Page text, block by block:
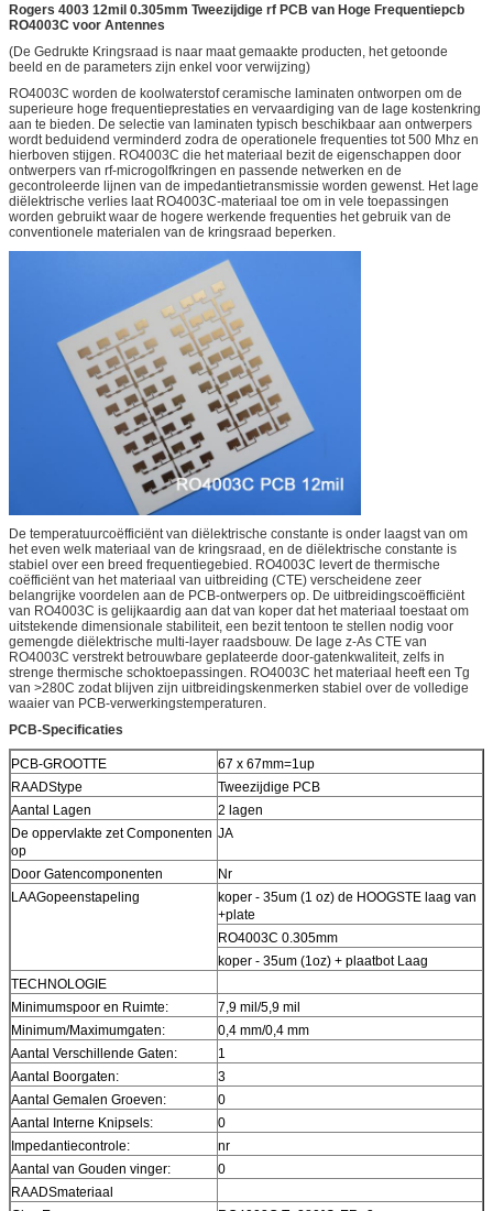
Rogers 4003 12mil 0.305mm Tweezijdige rf PCB van Hoge Frequentiepcb
RO4003C voor Antennes
(De Gedrukte Kringsraad is naar maat gemaakte producten, het getoonde
beeld en de parameters zijn enkel voor verwijzing)
RO4003C worden de koolwaterstof ceramische laminaten ontworpen om de
superieure hoge frequentieprestaties en vervaardiging van de lage kostenkring
aan te bieden. De selectie van laminaten typisch beschikbaar aan ontwerpers
wordt beduidend verminderd zodra de operationele frequenties tot 500 Mhz en
hierboven stijgen. RO4003C die het materiaal bezit de eigenschappen door
ontwerpers van rf-microgolfkringen en passende netwerken en de
gecontroleerde lijnen van de impedantietransmissie worden gewenst. Het lage
diëlektrische verlies laat RO4003C-materiaal toe om in vele toepassingen
worden gebruikt waar de hogere werkende frequenties het gebruik van de
conventionele materialen van de kringsraad beperken.
De temperatuurcoëfficiënt van diëlektrische constante is onder laagst van om
het even welk materiaal van de kringsraad, en de diëlektrische constante is
stabiel over een breed frequentiegebied. RO4003C levert de thermische
coëfficiënt van het materiaal van uitbreiding (CTE) verscheidene zeer
belangrijke voordelen aan de PCB-ontwerpers op. De uitbreidingscoëfficiënt
van RO4003C is gelijkaardig aan dat van koper dat het materiaal toestaat om
uitstekende dimensionale stabiliteit, een bezit tentoon te stellen nodig voor
gemengde diëlektrische multi-layer raadsbouw. De lage z-As CTE van
RO4003C verstrekt betrouwbare geplateerde door-gatenkwaliteit, zelfs in
strenge thermische schoktoepassingen. RO4003C het materiaal heeft een Tg
van >280C zodat blijven zijn uitbreidingskenmerken stabiel over de volledige
waaier van PCB-verwerkingstemperaturen.
PCB-Specificaties
PCB-GROOTTE
67 x 67mm=1up
RAADStype
Tweezijdige PCB
Aantal Lagen
2 lagen
De oppervlakte zet Componenten
op
JA
Door Gatencomponenten
Nr
LAAGopeenstapeling
koper - 35um (1 oz) de HOOGSTE laag van
+plate
RO4003C 0.305mm
koper - 35um (1oz) + plaatbot Laag
TECHNOLOGIE
Minimumspoor en Ruimte:
7,9 mil/5,9 mil
Minimum/Maximumgaten:
0,4 mm/0,4 mm
Aantal Verschillende Gaten:
1
Aantal Boorgaten:
3
Aantal Gemalen Groeven:
0
Aantal Interne Knipsels:
0
Impedantiecontrole:
nr
Aantal van Gouden vinger:
0
RAADSmateriaal